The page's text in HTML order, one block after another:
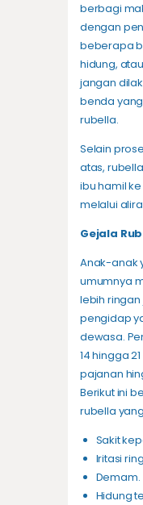
berbagi
dengan
beberapa
hidung,
jangan
benda
rubella.
Selain
atas,
ibu hamil
melalui
Gejala
Anak-anak
umumnya
lebih
pengidap
dewasa.
14 hingga
pajanan
Berikut ini
rubella
Sakit
Iritasi
Demam.
Hidung